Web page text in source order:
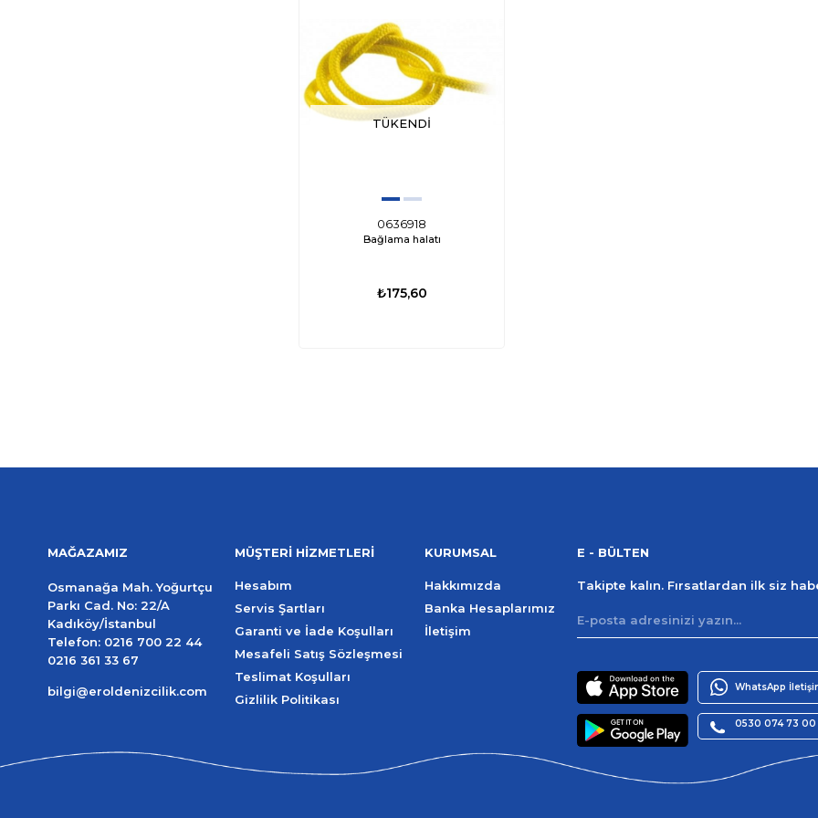
TÜKENDI
0636918
Bağlama halatı
₺175,60
MAĞAZAMIZ
Osmanağa Mah. Yoğurtçu
Parkı Cad. No: 22/A
Kadıköy/İstanbul
Telefon: 0216 700 22 44
0216 361 33 67
bilgi@eroldenizcilik.com
MÜŞTERİ HİZMETLERİ
Hesabım
Servis Şartları
Garanti ve İade Koşulları
Mesafeli Satış Sözleşmesi
Teslimat Koşulları
Gizlilik Politikası
KURUMSAL
Hakkımızda
Banka Hesaplarımız
İletişim
E - BÜLTEN
Takipte kalın. Fırsatlardan ilk siz
WhatsApp
0530 074 73 00